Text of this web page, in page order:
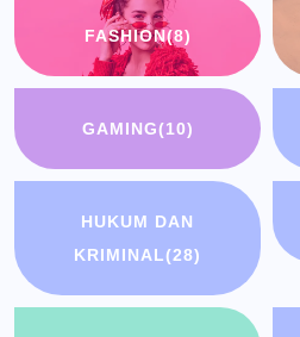
FASHION(8)
GAMING(10)
HUKUM DAN
KRIMINAL(28)